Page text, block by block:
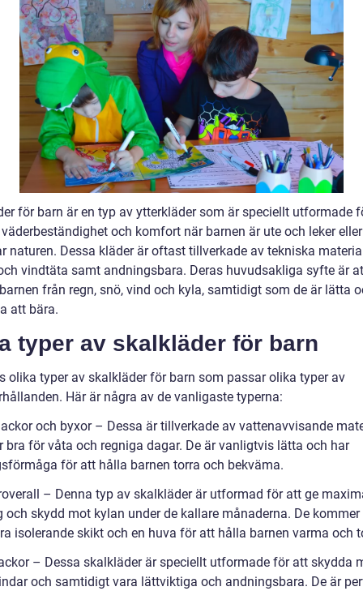
för barn är en typ av ytterkläder som är speciellt utformade
och komfort när barnen är ute och leker eller
naturen. Dessa kläder är oftast tillverkade av tekniska
vindtäta samt andningsbara. Deras huvudsakliga syfte är
från regn, snö, vind och kyla, samtidigt som de är lätta
att bära.
typer av skalkläder för barn
olika typer av skalkläder för barn som passar olika typer av
Här är några av de vanligaste typerna:
och byxor – Dessa är tillverkade av vattenavvisande
bra för våta och regniga dagar. De är vanligtvis lätta och har
för att hålla barnen torra och bekväma.
– Denna typ av skalkläder är utformad för att ge
och skydd mot kylan under de kallare månaderna. De
isolerande skikt och en huva för att hålla barnen varma och
– Dessa skalkläder är speciellt utformade för att skydda
och samtidigt vara lättviktiga och andningsbara. De är